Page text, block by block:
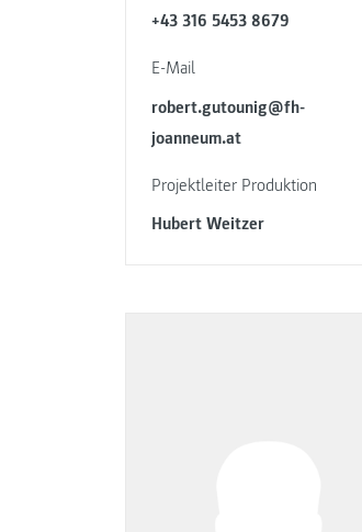
+43 316 5453 8679
E-Mail
robert.gutounig@fh-
joanneum.at
Projektleiter Produktion
Hubert Weitzer